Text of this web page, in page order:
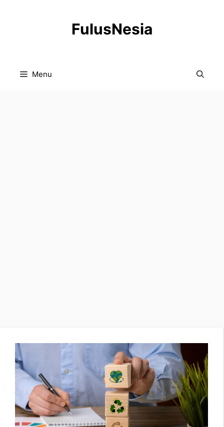
FulusNesia
Menu